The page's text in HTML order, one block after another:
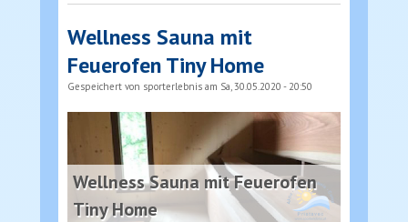
Wellness Sauna mit
Feuerofen Tiny Home
Gespeichert von sporterlebnis am Sa, 30.05.2020 - 20:50
Wellness Sauna mit Feuerofen
Tiny Home